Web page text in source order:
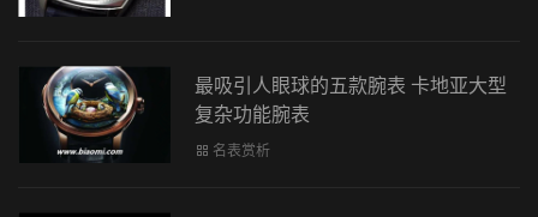
最吸引人眼球的五款腕表 卡地亚大型
复杂功能腕表
名表赏析